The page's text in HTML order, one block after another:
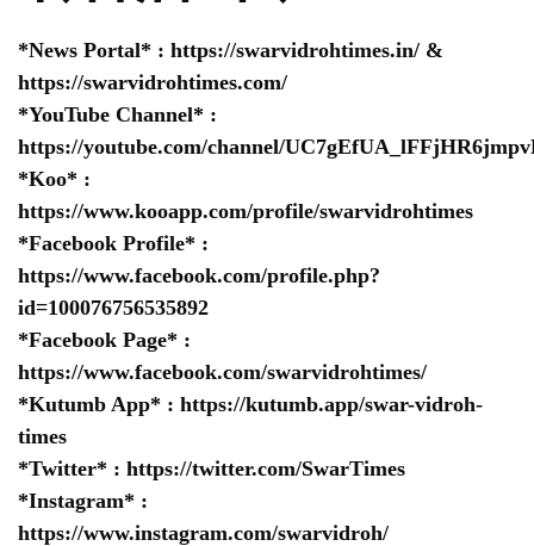
*News Portal* : https://swarvidrohtimes.in/ &
https://swarvidrohtimes.com/
*YouTube Channel* :
https://youtube.com/channel/
*Koo* :
https://www.kooapp.com/profile/swarvidrohtimes
*Facebook Profile* :
https://www.facebook.com/profile.php?
id=100076756535892
*Facebook Page* :
https://www.facebook.com/swarvidrohtimes/
*Kutumb App* : https://kutumb.app/swar-vidroh-
times
*Twitter* : https://twitter.com/SwarTimes
*Instagram* :
https://www.instagram.com/swarvidroh/